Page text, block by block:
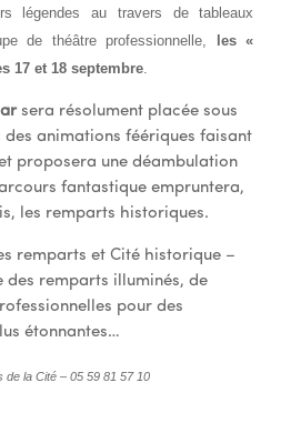
légendes au travers de tableaux
de théâtre professionnelle, les «
17 et 18 septembre.
sera résolument placée sous
des animations féériques faisant
proposera une déambulation
fantastique empruntera,
les remparts historiques.
remparts et Cité historique –
des remparts illuminés, de
pour des
étonnantes…
la Cité – 05 59 81 57 10